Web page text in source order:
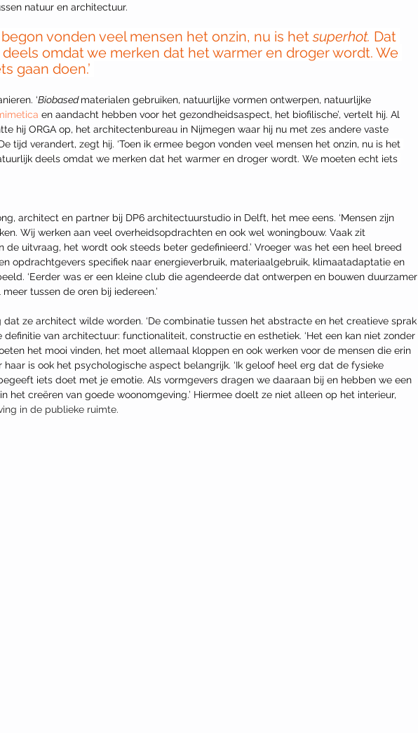
natuur en architectuur.
begon vonden veel mensen het onzin, nu is het superhot. Dat
omdat we merken dat het warmer en droger wordt. We
gaan doen.’
‘Biobased materialen gebruiken, natuurlijke vormen ontwerpen, natuurlijke
en aandacht hebben voor het gezondheidsaspect, het biofilische’, vertelt hij. Al
hij ORGA op, het architectenbureau in Nijmegen waar hij nu met zes andere vaste
tijd verandert, zegt hij. ‘Toen ik ermee begon vonden veel mensen het onzin, nu is het
deels omdat we merken dat het warmer en droger wordt. We moeten echt iets
architect en partner bij DP6 architectuurstudio in Delft, het mee eens. ‘Mensen zijn
Wij werken aan veel overheidsopdrachten en ook wel woningbouw. Vaak zit
de uitvraag, het wordt ook steeds beter gedefinieerd.’ Vroeger was het een heel breed
opdrachtgevers specifiek naar energieverbruik, materiaalgebruik, klimaatadaptatie en
‘Eerder was er een kleine club die agendeerde dat ontwerpen en bouwen duurzamer
tussen de oren bij iedereen.’
dat ze architect wilde worden. ‘De combinatie tussen het abstracte en het creatieve sprak
definitie van architectuur: functionaliteit, constructie en esthetiek. ‘Het een kan niet zonder
het mooi vinden, het moet allemaal kloppen en ook werken voor de mensen die erin
haar is ook het psychologische aspect belangrijk. ‘Ik geloof heel erg dat de fysieke
iets doet met je emotie. Als vormgevers dragen we daaraan bij en hebben we een
het creëren van goede woonomgeving.’ Hiermee doelt ze niet alleen op het interieur,
in de publieke ruimte.